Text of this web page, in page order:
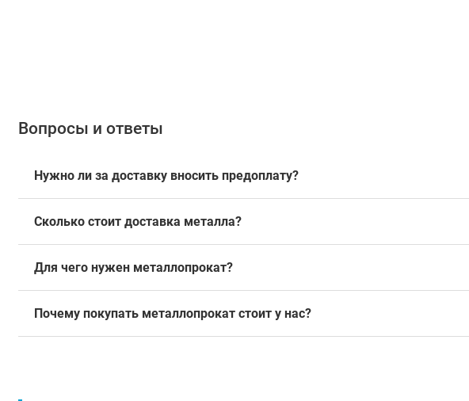
Вопросы и ответы
Нужно ли за доставку вносить предоплату?
Сколько стоит доставка металла?
Для чего нужен металлопрокат?
Почему покупать металлопрокат стоит у нас?